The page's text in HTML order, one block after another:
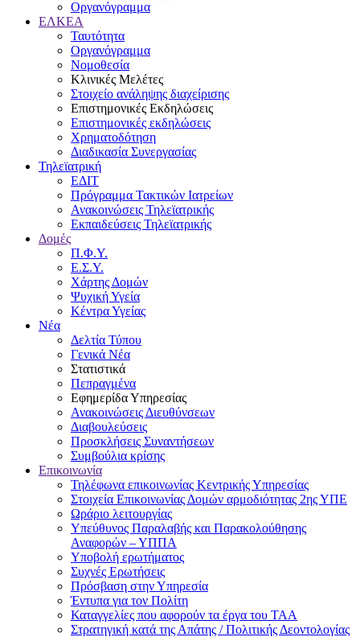
Οργανόγραμμα
ΕΛΚΕΑ
Ταυτότητα
Οργανόγραμμα
Νομοθεσία
Κλινικές Μελέτες
Στοιχείο ανάληψης διαχείρισης
Επιστημονικές Εκδηλώσεις
Επιστημονικές εκδηλώσεις
Χρηματοδότηση
Διαδικασία Συνεργασίας
Τηλεϊατρική
ΕΔΙΤ
Πρόγραμμα Τακτικών Ιατρείων
Ανακοινώσεις Τηλεϊατρικής
Εκπαιδεύσεις Τηλεϊατρικής
Δομές
Π.Φ.Υ.
Ε.Σ.Υ.
Χάρτης Δομών
Ψυχική Υγεία
Κέντρα Υγείας
Νέα
Δελτία Τύπου
Γενικά Νέα
Στατιστικά
Πεπραγμένα
Εφημερίδα Υπηρεσίας
Ανακοινώσεις Διευθύνσεων
Διαβουλεύσεις
Προσκλήσεις Συναντήσεων
Συμβούλια κρίσης
Επικοινωνία
Τηλέφωνα επικοινωνίας Κεντρικής Υπηρεσίας
Στοιχεία Επικοινωνίας Δομών αρμοδιότητας 2ης ΥΠΕ
Ωράριο λειτουργίας
Υπεύθυνος Παραλαβής και Παρακολούθησης
Αναφορών – ΥΠΠΑ
Υποβολή ερωτήματος
Συχνές Ερωτήσεις
Πρόσβαση στην Υπηρεσία
Έντυπα για τον Πολίτη
Καταγγελίες που αφορούν τα έργα του ΤΑΑ
Στρατηγική κατά της Απάτης / Πολιτικής Δεοντολογίας